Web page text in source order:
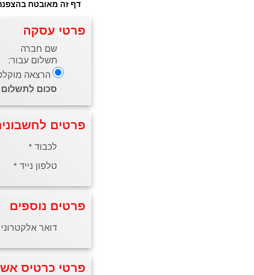
פרטי עסקה
הרצאה
פרטים
לכבוד *
טלפון נייד *
פרטים נוספים
דואר
פרטי כרטיס